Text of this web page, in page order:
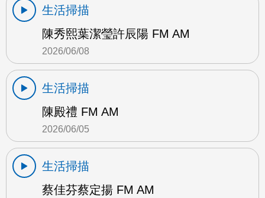
生活掃描
陳秀熙葉潔瑩許辰陽 FM AM
2026/06/08
生活掃描
陳殿禮 FM AM
2026/06/05
生活掃描
蔡佳芬蔡定揚 FM AM